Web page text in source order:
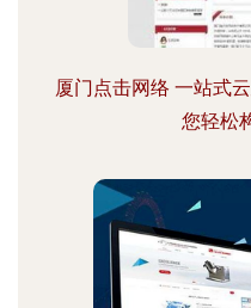
厦门点击网络 一站式
您轻松